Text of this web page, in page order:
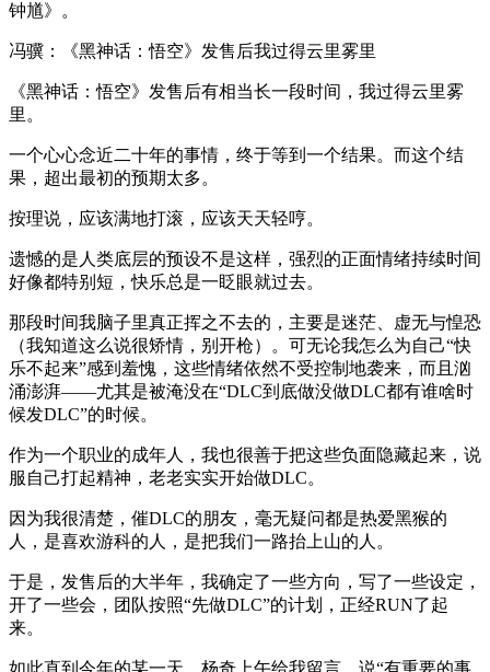
钟馗》。
冯骥：《黑神话：悟空》发售后我过得云里雾里
《黑神话：悟空》发售后有相当长一段时间，我过得云里雾
里。
一个心心念近二十年的事情，终于等到一个结果。而这个结
果，超出最初的预期太多。
按理说，应该满地打滚，应该天天轻哼。
遗憾的是人类底层的预设不是这样，强烈的正面情绪持续时间
好像都特别短，快乐总是一眨眼就过去。
那段时间我脑子里真正挥之不去的，主要是迷茫、虚无与惶恐
（我知道这么说很矫情，别开枪）。可无论我怎么为自己“快
乐不起来”感到羞愧，这些情绪依然不受控制地袭来，而且汹
涌澎湃——尤其是被淹没在“DLC到底做没做DLC都有谁啥时
候发DLC”的时候。
作为一个职业的成年人，我也很善于把这些负面隐藏起来，说
服自己打起精神，老老实实开始做DLC。
因为我很清楚，催DLC的朋友，毫无疑问都是热爱黑猴的
人，是喜欢游科的人，是把我们一路抬上山的人。
于是，发售后的大半年，我确定了一些方向，写了一些设定，
开了一些会，团队按照“先做DLC”的计划，正经RUN了起
来。
如此直到今年的某一天，杨奇上午给我留言，说“有重要的事